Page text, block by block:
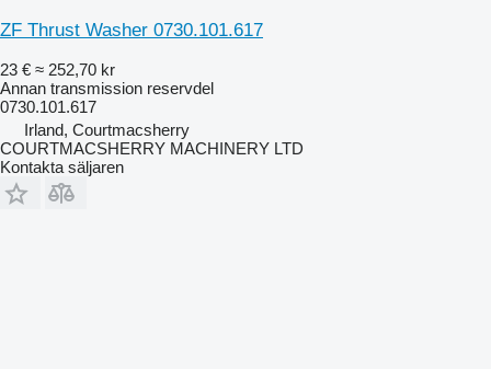
ZF Thrust Washer 0730.101.617
23 € ≈ 252,70 kr
Annan transmission reservdel
0730.101.617
Irland, Courtmacsherry
COURTMACSHERRY MACHINERY LTD
Kontakta säljaren